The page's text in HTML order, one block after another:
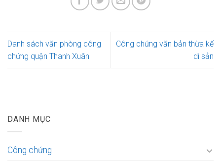
Danh sách văn phòng công
chứng quận Thanh Xuân
Công chứng văn bản thừa kế
di sản
DANH MỤC
Công chứng